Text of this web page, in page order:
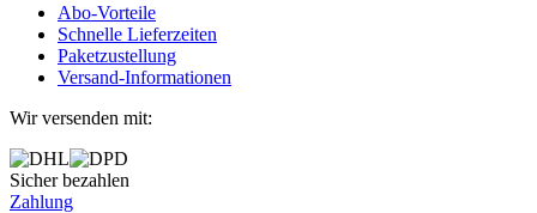
Abo‐Vorteile
Schnelle Lieferzeiten
Paketzustellung
Versand‐Informationen
Wir versenden mit:
Sicher bezahlen
Zahlung